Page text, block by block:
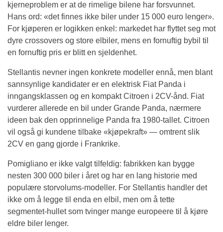
kjerneproblem er at de rimelige bilene har forsvunnet.
Hans ord: «det finnes ikke biler under 15 000 euro lenger».
For kjøperen er logikken enkel: markedet har flyttet seg mot
dyre crossovers og store elbiler, mens en fornuftig bybil til
en fornuftig pris er blitt en sjeldenhet.
Stellantis nevner ingen konkrete modeller ennå, men blant
sannsynlige kandidater er en elektrisk Fiat Panda i
inngangsklassen og en kompakt Citroen i 2CV-ånd. Fiat
vurderer allerede en bil under Grande Panda, nærmere
ideen bak den opprinnelige Panda fra 1980-tallet. Citroen
vil også gi kundene tilbake «kjøpekraft» — omtrent slik
2CV en gang gjorde i Frankrike.
Pomigliano er ikke valgt tilfeldig: fabrikken kan bygge
nesten 300 000 biler i året og har en lang historie med
populære storvolums-modeller. For Stellantis handler det
ikke om å legge til enda en elbil, men om å tette
segmentet-hullet som tvinger mange europeere til å kjøre
eldre biler lenger.